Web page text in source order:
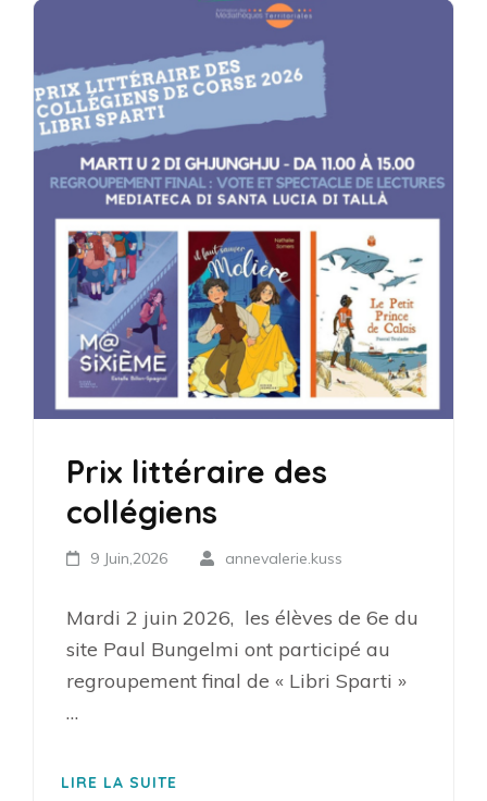
Prix littéraire des
collégiens
9 Juin,2026 annevalerie.kuss
Mardi 2 juin 2026, les élèves de 6e du
site Paul Bungelmi ont participé au
regroupement final de « Libri Sparti »
…
LIRE LA SUITE